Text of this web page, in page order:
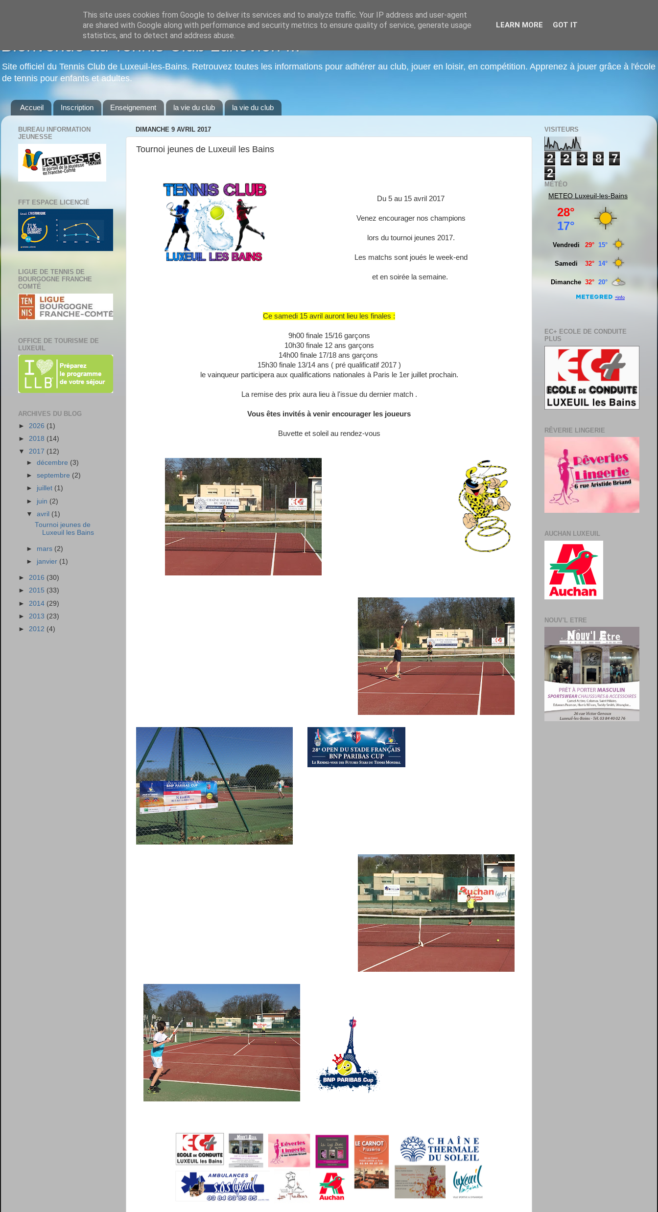
Bienvenue au Tennis Club Luxovien ...
Site officiel du Tennis Club de Luxeuil-les-Bains. Retrouvez toutes les informations pour adhérer au club, jouer en loisir, en compétition. Apprenez à jouer grâce à l'école
de tennis pour enfants et adultes.
Accueil Inscription Enseignement la vie du club la vie du club
DIMANCHE 9 AVRIL 2017
Tournoi jeunes de Luxeuil les Bains
Du 5 au 15 avril 2017
Venez encourager nos champions
lors du tournoi jeunes 2017.
Les matchs sont joués le week-end
et en soirée la semaine.
Ce samedi 15 avril auront lieu les finales :
9h00 finale 15/16 garçons
10h30 finale 12 ans garçons
14h00 finale 17/18 ans garçons
15h30 finale 13/14 ans ( pré qualificatif 2017 )
le vainqueur participera aux qualifications nationales à Paris le 1er juillet prochain.
La remise des prix aura lieu à l'issue du dernier match .
Vous êtes invités à venir encourager les joueurs
Buvette et soleil au rendez-vous
BUREAU INFORMATION
JEUNESSE
FFT ESPACE LICENCIÉ
LIGUE DE TENNIS DE
BOURGOGNE FRANCHE
COMTÉ
OFFICE DE TOURISME DE
LUXEUIL
ARCHIVES DU BLOG
► 2026 (1)
► 2018 (14)
▼ 2017 (12)
►décembre (3)
►septembre (2)
► juillet (1)
► juin (2)
▼avril (1)
Tournoi jeunes de
Luxeuil les Bains
► mars (2)
► janvier (1)
► 2016 (30)
► 2015 (33)
► 2014 (29)
► 2013 (23)
► 2012 (4)
VISITEURS
2 2 3 8
7
2
MÉTÉO
METEO Luxeuil-les-Bains
EC+ ECOLE DE CONDUITE
PLUS
RÊVERIE LINGERIE
AUCHAN LUXEUIL
NOUV'L ETRE
This site uses cookies from Google to deliver its services and to analyze traffic. Your IP address and user-agent
are shared with Google along with performance and security metrics to ensure quality of service, generate usage
statistics, and to detect and address abuse.
LEARN MORE GOT IT